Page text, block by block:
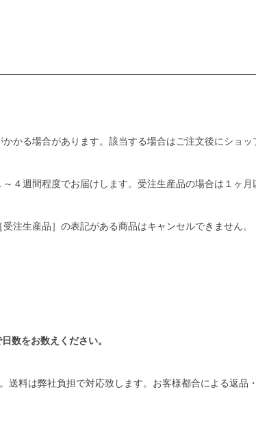
かる場合があります。該当する場合はご注文後にショッ
４週間程度でお届けします。受注生産品の場合は１ヶ月
注生産品］の表記がある商品はキャンセルできません。
数をお数えください。
料は弊社負担で対応致します。お客様都合による返品